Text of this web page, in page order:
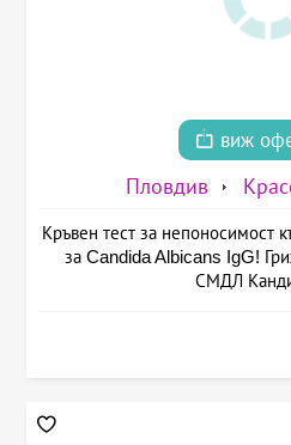
виж
Пловдив
Кръвен тест за непоносимост
за Candida Albicans IgG!
СМДЛ